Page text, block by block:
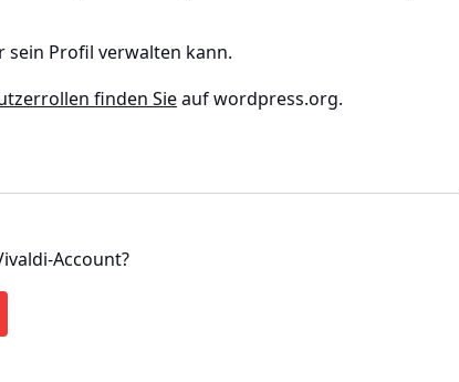
sein Profil verwalten kann.
finden Sieauf wordpress.org.
Account?